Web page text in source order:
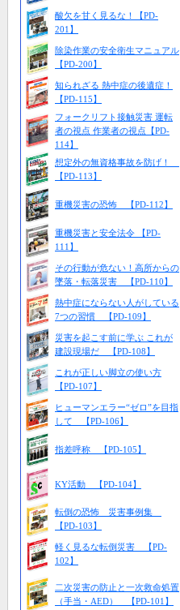
酸欠を甘く見るな！【PD-
201】
除染作業の安全衛生マニュアル
【PD-200】
知られざる 熱中症の後遺症！
【PD-115】
フォークリフト接触災害 運転
者の視点 作業者の視点【PD-
114】
想定外の無資格事故を防げ！
【PD-113】
重機災害の恐怖 【PD-112】
重機災害と安全法令 【PD-
111】
その行動が危ない！高所からの
墜落・転落災害 【PD-110】
熱中症にならない人がしている
7つの習慣 【PD-109】
災害を起こす前に学ぶ これが
建設現場だ 【PD-108】
これが正しい脚立の使い方
【PD-107】
ヒューマンエラー“ゼロ”を目指
して 【PD-106】
指差呼称 【PD-105】
KY活動 【PD-104】
転倒の恐怖 災害事例集
【PD-103】
軽く見るな転倒災害 【PD-
102】
二次災害の防止と一次救命処置
（手当・AED） 【PD-101】